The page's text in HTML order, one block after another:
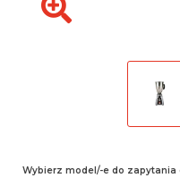
Wybierz model/-e do